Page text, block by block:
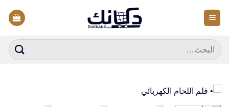
للمحتوى
البحث
عن: